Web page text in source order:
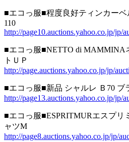
■エコっ服■程度良好ティンカーベ
110
http://page10.auctions.yahoo.co.jp/jp/
■エコっ服■NETTO di MAMMINA
トＵＰ
http://page.auctions.yahoo.co.jp/jp/
■エコっ服■新品 シャルレ Ｂ70 ブ
http://page13.auctions.yahoo.co.jp/jp/
■エコっ服■ESPRITMURエスプリ
ャツM
http://page8.auctions.yahoo.co.jp/jp/